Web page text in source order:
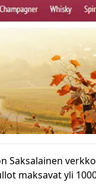
Saksalainen
maksavat yli